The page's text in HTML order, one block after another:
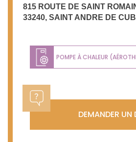
815 ROUTE DE SAINT
33240, SAINT ANDRE DE
POMPE À CHALEUR
DEMANDER UN